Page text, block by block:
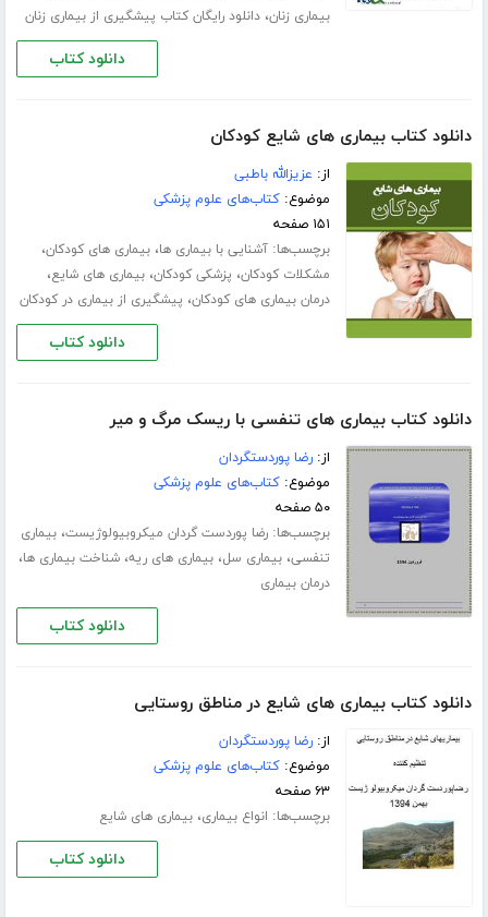
بیماری زنان،دانلود رایگان کتاب پیشگیری از بیماری زنان
دانلود کتاب
دانلود کتاب بیماری های شایع کودکان
از: عزیزالله باطبی
موضوع:کتاب‌های علوم پزشکی
۱۵۱ صفحه
برچسب‌ها:آشنایی با بیماری ها،بیماری های کودکان،
مشکلات کودکان، پزشکی کودکان،بیماری های شایع،
درمان بیماری های کودکان، پیشگیری از بیماری در کودکان
دانلود کتاب
دانلود کتاب بیماری های تنفسی با ریسک مرگ و میر
از:رضا پوردستگردان
موضوع:کتاب‌های علوم پزشکی
۵۰ صفحه
برچسب‌ها:رضا پوردست گردان میکروبیولوژیست،بیماری
تنفسی،بیماری سل،بیماری های ریه،شناخت بیماری ها،
درمان بیماری
دانلود کتاب
دانلود کتاب بیماری های شایع در مناطق روستایی
از:رضا پوردستگردان
موضوع:کتاب‌های علوم پزشکی
۶۳ صفحه
برچسب‌ها: انواع بیماری،بیماری های شایع
دانلود کتاب